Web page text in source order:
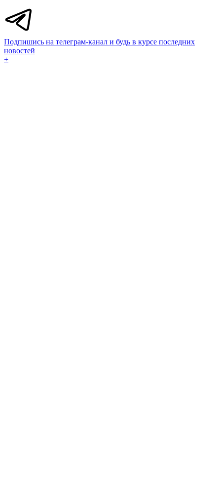
Подпишись на телеграм-канал и будь в курсе последних
новостей
+